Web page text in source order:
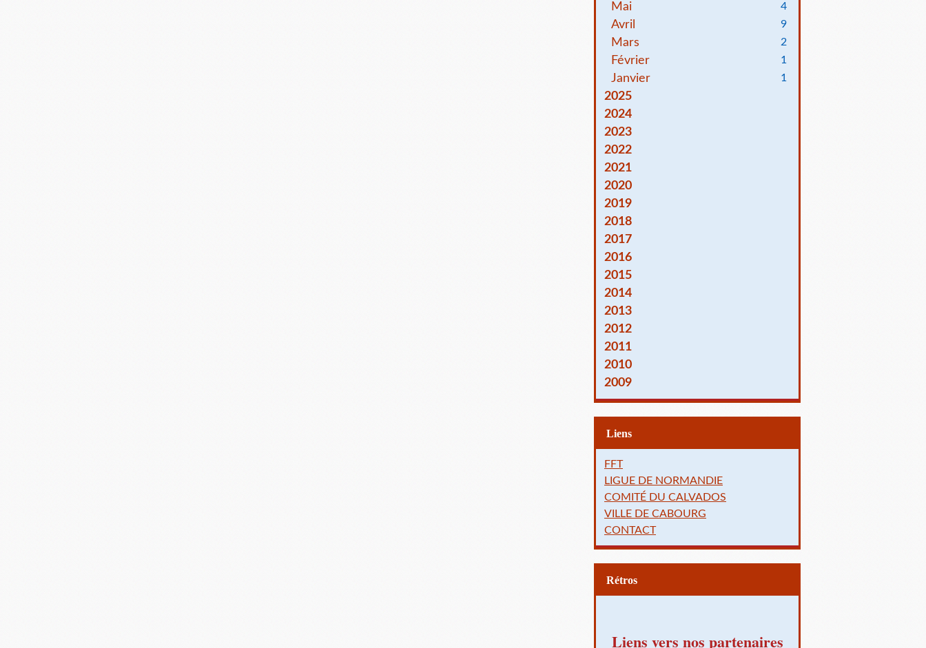
Mai 4
Avril 9
Mars 2
Février 1
Janvier 1
2025
2024
2023
2022
2021
2020
2019
2018
2017
2016
2015
2014
2013
2012
2011
2010
2009
Liens
FFT
LIGUE DE NORMANDIE
COMITÉ DU CALVADOS
VILLE DE CABOURG
CONTACT
Rétros
Liens vers nos partenaires